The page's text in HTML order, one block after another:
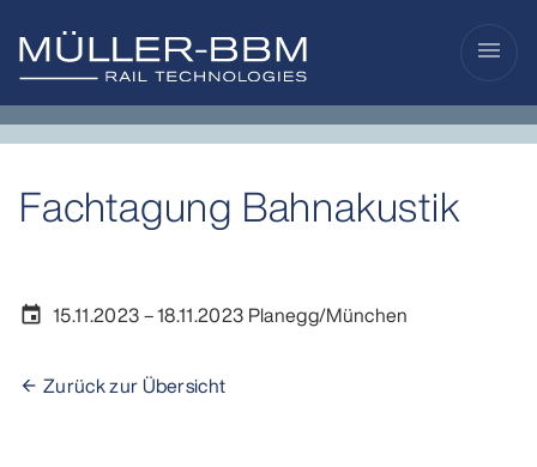
menu
Fachtagung Bahnakustik
event 15.11.2023–18.11.2023 Planegg/München
Zurück zur Übersicht